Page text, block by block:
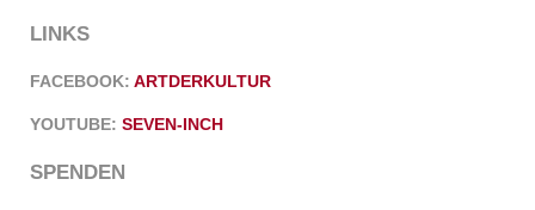
LINKS
FACEBOOK: ARTDERKULTUR
YOUTUBE: SEVEN-INCH
SPENDEN